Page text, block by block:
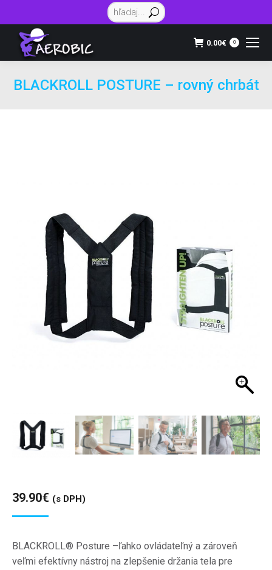
Vyhľadávanie:
0.00€ 0
BLACKROLL POSTURE – rovný chrbát
39.90€ (s DPH)
BLACKROLL® Posture –ľahko ovládateľný a zároveň
veľmi efektívny nástroj na zlepšenie držania tela pre